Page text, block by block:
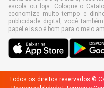
escola ou loja. Coloque o
economize muito tempo e
publicidade digital, você
papel e isso é bom para o meio
Todos os direitos reservados ©